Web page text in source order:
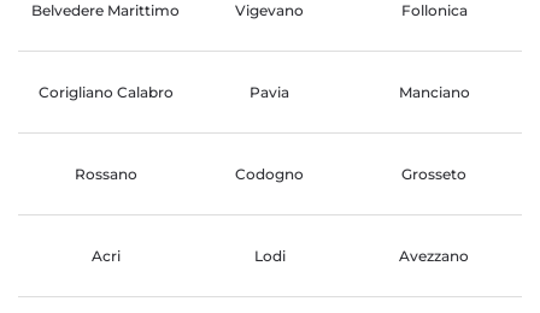
Belvedere Marittimo Vigevano Follonica
Corigliano Calabro Pavia Manciano
Rossano Codogno Grosseto
Acri Lodi Avezzano